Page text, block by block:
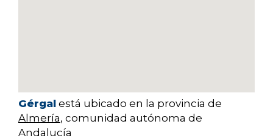
Gérgal está ubicado en la provincia de
Almería, comunidad autónoma de
Andalucía